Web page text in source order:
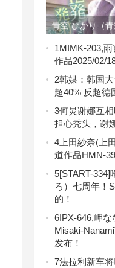
青空 ひかり（
655介绍及封面
1MIMK-203,
作品2025/02/
2韩媒：韩国
超40% 反超德
3何炅谢娜互
担心秃头，谢
4 上田紗奈(上
道作品HMN-
5[START-334]
ろ）七周年！
的！
6IPX-646,岬な
Misaki-
发布！
7法拉利新车